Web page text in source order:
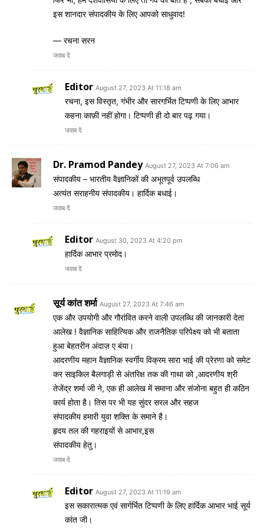
इस शानदार संपादकीय के लिए आपको साधुवाद!
— रचना सरन
जवाब दें
Editor August 27, 2023 At 11:18 am
रचना, इस विस्तृत, गंभीर और सारगर्भित टिप्पणी के लिए आभार
कहना काफ़ी नहीं होगा। टिप्पणी ही दो बार पढ़ गया।
जवाब दें
Dr. Pramod Pandey August 27, 2023 At 7:06 am
संपादकीय – भारतीय वैज्ञानिकों की अभूतपूर्व उपलब्धि
अत्यंत सराहनीय संपादकीय। हार्दिक बधाई।
जवाब दें
Editor August 30, 2023 At 4:20 pm
हार्दिक आभार प्रमोद।
जवाब दें
सूर्य कांत शर्मा August 27, 2023 At 7:46 am
एक और उपयोगी और गौरांवित करने वाली उपलब्धि की जानकारी देता
आलेख ! वैज्ञानिक साहित्यिक और राजनैतिक परिपेक्ष्य को भी बताता
हुआ बेहतरीन अंदाज़ ए बंया।
आदरणीय महान वैज्ञानिक स्वर्गीय विक्रम सारा भाई की प्रेरणा को समेट
कर साइकिल बैलगाड़ी से अंतरिक्ष तक की गाथा को ,आदरणीय श्री
तेजेंद्र शर्मा जी ने, एक ही आलेख में समाना और संजोना बहुत ही कठिन
कार्य होता है। तिस पर भी यह सुंदर सरल और सहज
संपादकीय हमारी युवा शक्ति के समाने है।
हृदय तल की गहराइयों से आभार,इस
संपादकीय हेतु।
जवाब दें
Editor August 27, 2023 At 11:19 am
इस सकारात्मक एवं सार्गर्भित टिप्पणी के लिए हार्दिक आभार भाई सूर्य
कांत जी।